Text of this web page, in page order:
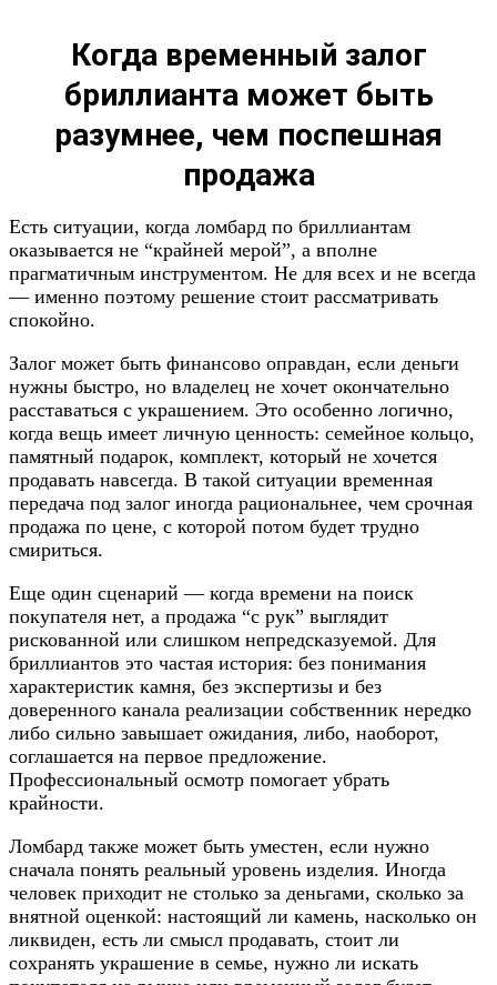
Когда временный залог
бриллианта может быть
разумнее, чем поспешная
продажа
Есть ситуации, когда ломбард по бриллиантам
оказывается не “крайней мерой”, а вполне
прагматичным инструментом. Не для всех и не всегда
— именно поэтому решение стоит рассматривать
спокойно.
Залог может быть финансово оправдан, если деньги
нужны быстро, но владелец не хочет окончательно
расставаться с украшением. Это особенно логично,
когда вещь имеет личную ценность: семейное кольцо,
памятный подарок, комплект, который не хочется
продавать навсегда. В такой ситуации временная
передача под залог иногда рациональнее, чем срочная
продажа по цене, с которой потом будет трудно
смириться.
Еще один сценарий — когда времени на поиск
покупателя нет, а продажа “с рук” выглядит
рискованной или слишком непредсказуемой. Для
бриллиантов это частая история: без понимания
характеристик камня, без экспертизы и без
доверенного канала реализации собственник нередко
либо сильно завышает ожидания, либо, наоборот,
соглашается на первое предложение.
Профессиональный осмотр помогает убрать
крайности.
Ломбард также может быть уместен, если нужно
сначала понять реальный уровень изделия. Иногда
человек приходит не столько за деньгами, сколько за
внятной оценкой: настоящий ли камень, насколько он
ликвиден, есть ли смысл продавать, стоит ли
сохранять украшение в семье, нужно ли искать